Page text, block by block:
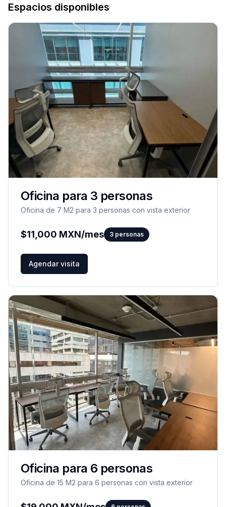
Espacios disponibles
Oficina para 3 personas
Oficina de 7 M2 para 3 personas con vista exterior
$11,000 MXN/mes 3 personas
Agendar visita
Oficina para 6 personas
Oficina de 15 M2 para 6 personas con vista exterior